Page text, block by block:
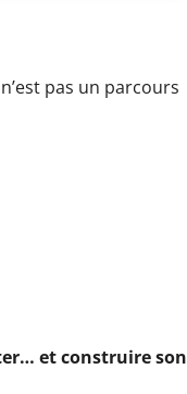
pas un parcours
et construire son